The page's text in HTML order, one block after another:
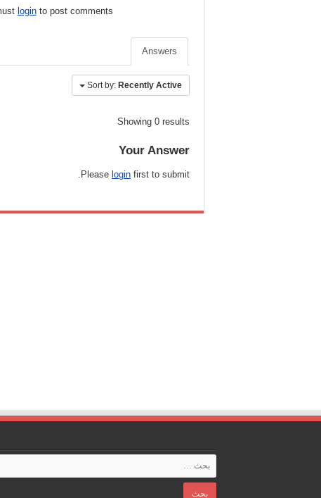
loginto post comments
Answers
Sort by: Recently Active
Showing 0 results
Your Answer
Please login first to submit.